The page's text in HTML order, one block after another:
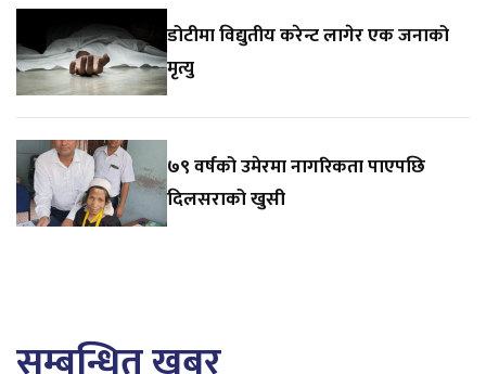
डोटीमा विद्युतीय करेन्ट लागेर एक जनाको
मृत्यु
७९ वर्षको उमेरमा नागरिकता पाएपछि
दिलसराको खुसी